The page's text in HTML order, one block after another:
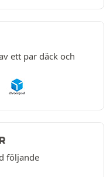
ett par däck och
följande